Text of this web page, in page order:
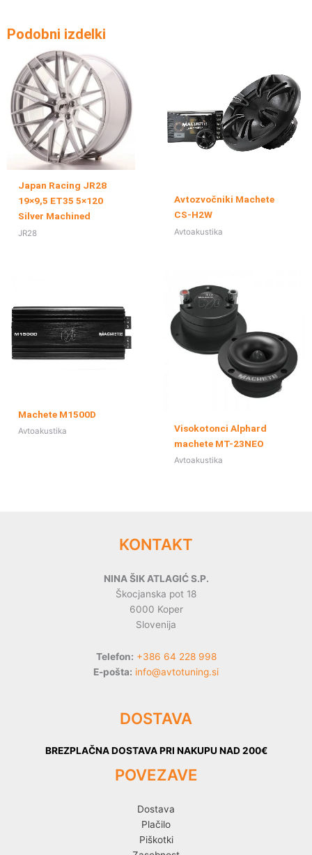
Podobni izdelki
Japan Racing JR28
19×9,5 ET35 5×120
Silver Machined
JR28
Avtozvočniki Machete
CS-H2W
Avtoakustika
Machete M1500D
Avtoakustika
Visokotonci Alphard
machete MT-23NEO
Avtoakustika
KONTAKT
NINA ŠIK ATLAGIĆ S.P.
Škocjanska pot 18
6000 Koper
Slovenija
Telefon: +386 64 228 998
E-pošta: info@avtotuning.si
DOSTAVA
BREZPLAČNA DOSTAVA PRI NAKUPU NAD 200€
POVEZAVE
Dostava
Plačilo
Piškotki